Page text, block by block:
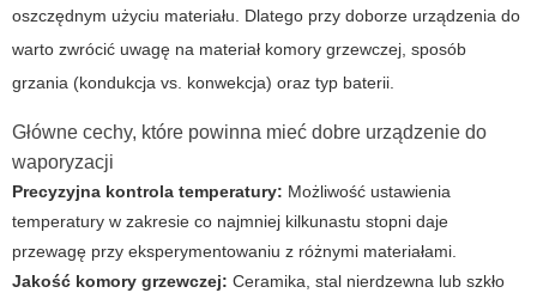
oszczędnym użyciu materiału. Dlatego przy doborze urządzenia do
warto zwrócić uwagę na materiał komory grzewczej, sposób
grzania (kondukcja vs. konwekcja) oraz typ baterii.
Główne cechy, które powinna mieć dobre urządzenie do
waporyzacji
Precyzyjna kontrola temperatury: Możliwość ustawienia
temperatury w zakresie co najmniej kilkunastu stopni daje
przewagę przy eksperymentowaniu z różnymi materiałami.
Jakość komory grzewczej: Ceramika, stal nierdzewna lub szkło